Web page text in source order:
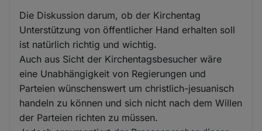
Die Diskussion darum, ob der Kirchentag
Unterstützung von öffentlicher Hand erhalten soll
ist natürlich richtig und wichtig.
Auch aus Sicht der Kirchentagsbesucher wäre
eine Unabhängigkeit von Regierungen und
Parteien wünschenswert um christlich-jesuanisch
handeln zu können und sich nicht nach dem Willen
der Parteien richten zu müssen.